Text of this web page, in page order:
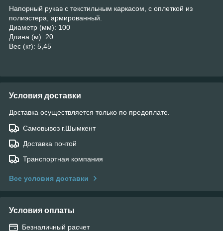
Напорный рукав с текстильным каркасом, с оплеткой из
полиэстера, армированный.
Диаметр (мм): 100
Длина (м): 20
Вес (кг): 5,45
Условия доставки
Доставка осуществляется только по предоплате.
Самовывоз г.Шымкент
Доставка почтой
Транспортная компания
Все условия доставки
Условия оплаты
Безналичный расчет